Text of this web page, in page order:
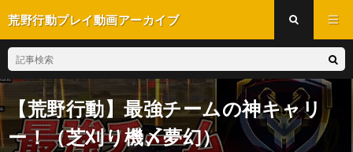
荒野行動プレイ動画アーカイブ
【荒野行動】最強チームの神キャリ
ー！（芝刈り機〆夢幻）